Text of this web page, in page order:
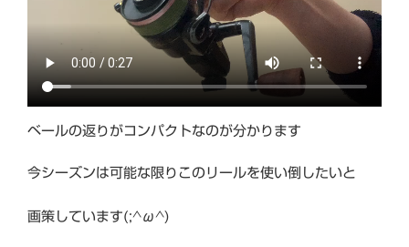
ベールの返りがコンパクトなのが分かります
今シーズンは可能な限りこのリールを使い倒したいと
画策しています(;^ω^)